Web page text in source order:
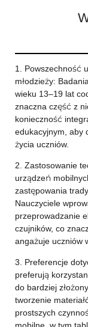
1. Powszechność
młodzieży:
wieku 13–19 lat
znaczna część z
konieczność
edukacyjnym, aby
życia uczniów.
2. Zastosowanie
urządzeń
zastępowania
Nauczyciele
przeprowadzanie
czujników, co
angażuje uczniów
3. Preferencje
preferują
do bardziej
tworzenie
prostszych